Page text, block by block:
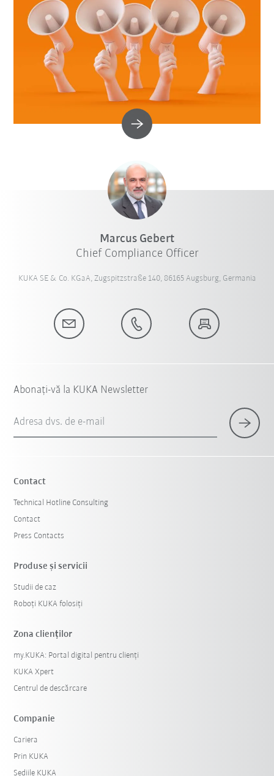
Marcus Gebert
Chief Compliance Officer
KUKA SE & Co. KGaA, Zugspitzstraße 140, 86165 Augsburg, Germania
Abonați-vă la KUKA Newsletter
Adresa dvs. de e-mail
Contact
Technical Hotline Consulting
Contact
Press Contacts
Produse şi servicii
Studii de caz
Roboți KUKA folosiți
Zona clienților
my.KUKA: Portal digital pentru clienți
KUKA Xpert
Centrul de descărcare
Companie
Cariera
Prin KUKA
Sediile KUKA